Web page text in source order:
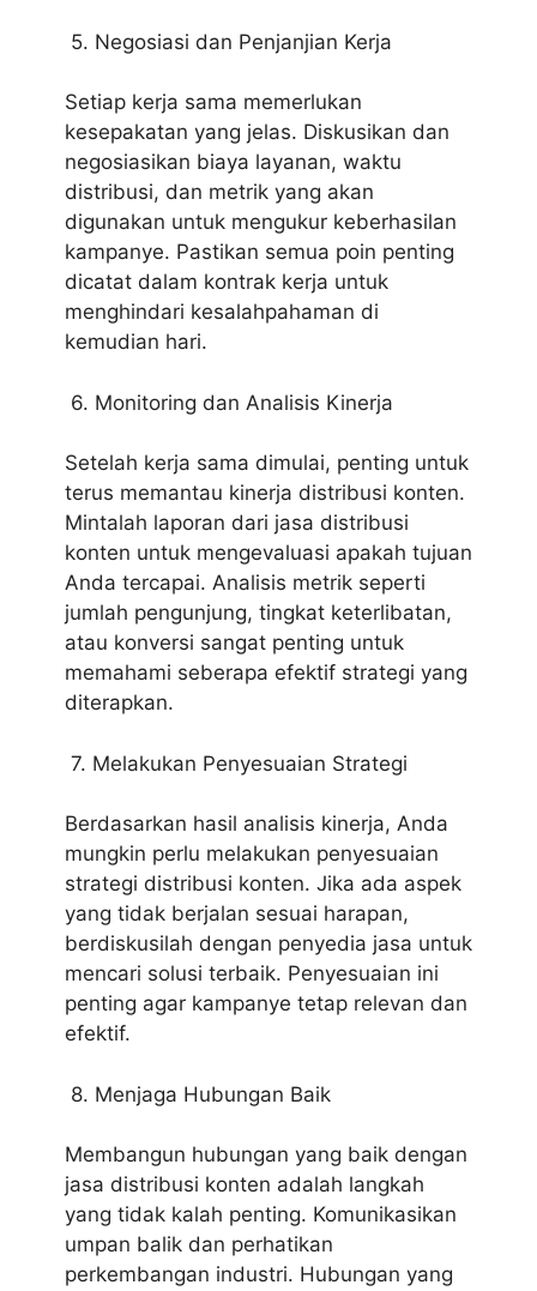
5. Negosiasi dan Penjanjian Kerja
Setiap kerja sama memerlukan
kesepakatan yang jelas. Diskusikan dan
negosiasikan biaya layanan, waktu
distribusi, dan metrik yang akan
digunakan untuk mengukur keberhasilan
kampanye. Pastikan semua poin penting
dicatat dalam kontrak kerja untuk
menghindari kesalahpahaman di
kemudian hari.
6. Monitoring dan Analisis Kinerja
Setelah kerja sama dimulai, penting untuk
terus memantau kinerja distribusi konten.
Mintalah laporan dari jasa distribusi
konten untuk mengevaluasi apakah tujuan
Anda tercapai. Analisis metrik seperti
jumlah pengunjung, tingkat keterlibatan,
atau konversi sangat penting untuk
memahami seberapa efektif strategi yang
diterapkan.
7. Melakukan Penyesuaian Strategi
Berdasarkan hasil analisis kinerja, Anda
mungkin perlu melakukan penyesuaian
strategi distribusi konten. Jika ada aspek
yang tidak berjalan sesuai harapan,
berdiskusilah dengan penyedia jasa untuk
mencari solusi terbaik. Penyesuaian ini
penting agar kampanye tetap relevan dan
efektif.
8. Menjaga Hubungan Baik
Membangun hubungan yang baik dengan
jasa distribusi konten adalah langkah
yang tidak kalah penting. Komunikasikan
umpan balik dan perhatikan
perkembangan industri. Hubungan yang